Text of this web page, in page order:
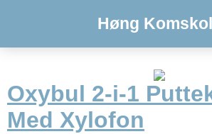
Høng
Oxybul 2-i-1
Med Xylofon